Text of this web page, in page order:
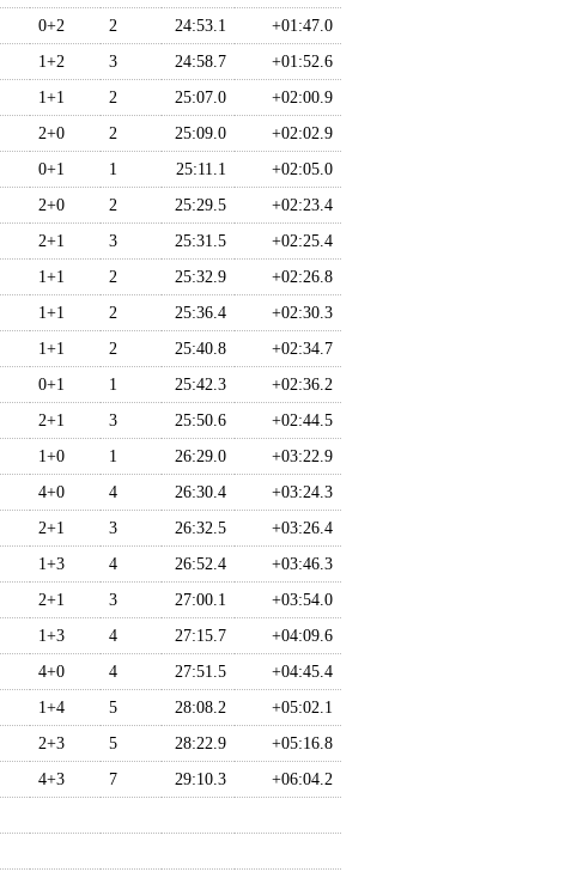
0+2 2 24:53.1
+01:47.0
1+2 3 24:58.7
+01:52.6
1+1 2 25:07.0
+02:00.9
2+0 2 25:09.0
+02:02.9
0+1 1 25:11.1
+02:05.0
2+0 2 25:29.5
+02:23.4
2+1 3 25:31.5
+02:25.4
1+1 2 25:32.9
+02:26.8
1+1 2 25:36.4
+02:30.3
1+1 2 25:40.8
+02:34.7
0+1 1 25:42.3
+02:36.2
2+1 3 25:50.6
+02:44.5
1+0 1 26:29.0
+03:22.9
4+0 4 26:30.4
+03:24.3
2+1 3 26:32.5
+03:26.4
1+3 4 26:52.4
+03:46.3
2+1 3 27:00.1
+03:54.0
1+3 4 27:15.7
+04:09.6
4+0 4 27:51.5
+04:45.4
1+4 5 28:08.2
+05:02.1
2+3 5 28:22.9
+05:16.8
4+3 7 29:10.3
+06:04.2